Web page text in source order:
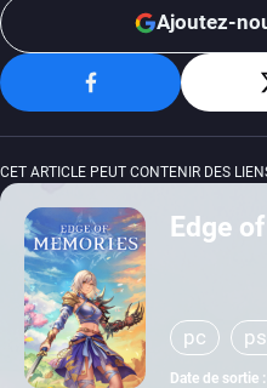
Ajoutez-
CET ARTICLE PEUT CONTENIR DES
Edge
pc
Date de sortie :